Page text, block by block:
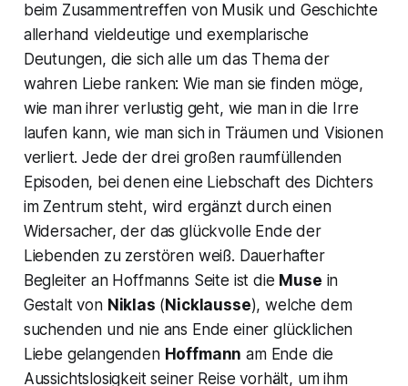
beim Zusammentreffen von Musik und Geschichte
allerhand vieldeutige und exemplarische
Deutungen, die sich alle um das Thema der
wahren Liebe ranken: Wie man sie finden möge,
wie man ihrer verlustig geht, wie man in die Irre
laufen kann, wie man sich in Träumen und Visionen
verliert. Jede der drei großen raumfüllenden
Episoden, bei denen eine Liebschaft des Dichters
im Zentrum steht, wird ergänzt durch einen
Widersacher, der das glückvolle Ende der
Liebenden zu zerstören weiß. Dauerhafter
Begleiter an Hoffmanns Seite ist die Muse in
Gestalt von Niklas ( Nicklausse), welche dem
suchenden und nie ans Ende einer glücklichen
Liebe gelangenden Hoffmann am Ende die
Aussichtslosigkeit seiner Reise vorhält, um ihm